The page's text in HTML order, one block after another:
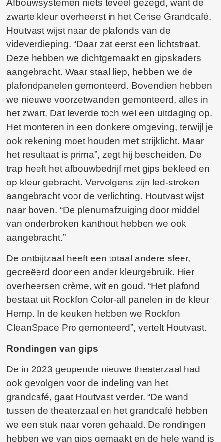
Afbouwsystemen niets teveel gezegd, want de
zwarte kleur overheerst in het Cerise Grandcafé.
Houtvast wijst naar de plafonds van de
videverdieping. “Daar zat eerst een lichtstraat.
Deze hebben we dichtgemaakt en gipskaders
aangebracht. Waar staal liep, hebben we de
plafondpanelen gemonteerd. Bovendien hebben
we nieuwe voorzetwanden gemonteerd, alles in
het zwart. Dat leverde toch wel een uitdaging op.
Het monteren in een donkere omgeving, terwijl je
ook rekening moet houden met strijklicht. Maar
het resultaat is prima”, zegt hij bescheiden. De
trap heeft het afbouwbedrijf met gips bekleed en
op kleur gebracht. Vervolgens zijn led-stroken
aangebracht voor de verlichting. Houtvast wijst
naar boven. “De plenumafzuiging door middel
van onderbroken kanthout hebben we ook
aangebracht.”
De ontbijtzaal heeft een totaal andere sfeer,
gecreëerd door een ander kleurgebruik. Hier
overheersen crème, wit en goud. “Het plafond
bestaat uit Rockfon Color-all panelen in de kleur
Hemp. In de keuken hebben we Rockfon
CleanSpace Pro gemonteerd”, vertelt Houtvast.
Rondingen van gips
De in 2023 geopende nieuwe theaterzaal had
ook gevolgen voor de indeling van het
grandcafé, gaat Houtvast verder. “De wand
tussen de theaterzaal en het grandcafé hebben
we een stuk naar voren gehaald. De rondingen
hebben we van gips gemaakt en de hele wand is